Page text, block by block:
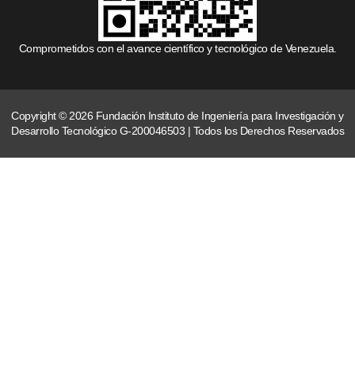
Comprometidos con el avance científico y tecnológico de Venezuela.
Copyright © 2026 Fundación Instituto de Ingeniería para Investigación y
Desarrollo Tecnológico G-200046503 | Todos los Derechos Reservados